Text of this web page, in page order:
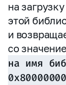
на
этой
и
со
на имя